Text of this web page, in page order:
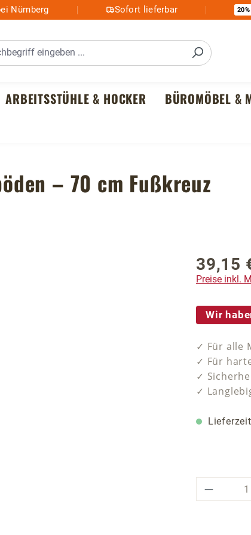
Nürnberg Sofort lieferbar 20%
ARBEITSSTÜHLE & HOCKER BÜROMÖBEL &
– 70 cm Fußkreuz
Regulärer
39,15
Preise inkl.
Wir
✓ Für alle
✓ Für
✓
✓